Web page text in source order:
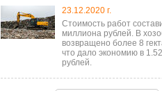
23.12.2020 г.
Стоимость работ
миллиона рублей. В
возвращено более 8
что дало экономию в
рублей.